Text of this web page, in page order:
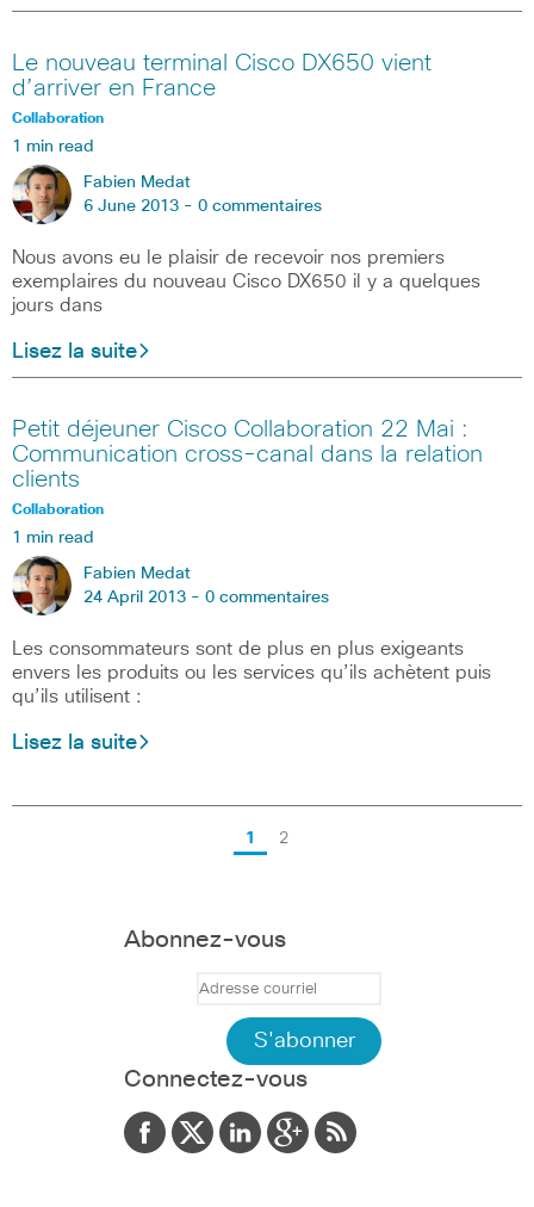
Le nouveau terminal Cisco DX650 vient
d’arriver en France
Collaboration
1 min read
Fabien Medat
6 June 2013 - 0 commentaires
Nous avons eu le plaisir de recevoir nos premiers
exemplaires du nouveau Cisco DX650 il y a quelques
jours dans
Lisez la suite
Petit déjeuner Cisco Collaboration 22 Mai :
Communication cross-canal dans la relation
clients
Collaboration
1 min read
Fabien Medat
24 April 2013 - 0 commentaires
Les consommateurs sont de plus en plus exigeants
envers les produits ou les services qu’ils achètent puis
qu’ils utilisent :
Lisez la suite
1 2
Abonnez-vous
Connectez-vous